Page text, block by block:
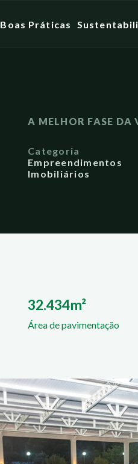
Boas Práticas
A MELHOR FASE DA
Categoria
Empreendimentos
Imobiliários
32.434m²
Área de pavimentação